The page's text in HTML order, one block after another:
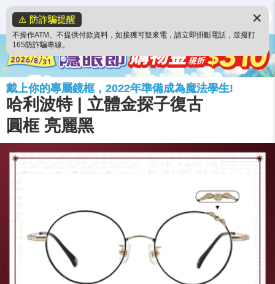
⚠️ 防詐騙提醒
不操作ATM、不提供付款資料，如接獲可疑來電，請立即掛斷電話，並撥打
165防詐騙專線。
✕
戴上你的專屬鏡框，2022年準備成為魔法學生!
哈利波特 | 立體金探子復古
圓框 亮麗黑